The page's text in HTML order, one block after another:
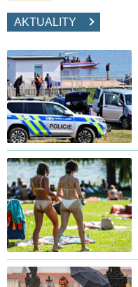
AKTUALITY